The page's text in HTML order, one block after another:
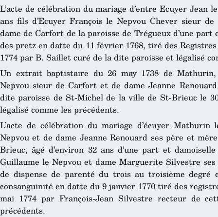
L’acte de célébration du mariage d’entre Ecuyer Jean
ans fils d’Ecuyer François le Nepvou Chever sieur
dame de Carfort de la paroisse de Trégueux d’une part
des pretz en datte du 11 février 1768, tiré des
1774 par B. Saillet curé de la dite paroisse et légalisé
Un extrait baptistaire du 26 may 1738 de
Nepvou sieur de Carfort et de dame Jeanne
dite paroisse de St-Michel de la ville de St-Brieuc le
légalisé comme les précédents.
L’acte de célébration du mariage d’écuyer Mathurin
Nepvou et de dame Jeanne Renouard ses père et
Brieuc, âgé d’environ 32 ans d’une part et
Guillaume le Nepvou et dame Marguerite Silvestre
de dispense de parenté du trois au troisième
consanguinité en datte du 9 janvier 1770 tiré des
mai 1774 par François-Jean Silvestre recteur de
précédents.